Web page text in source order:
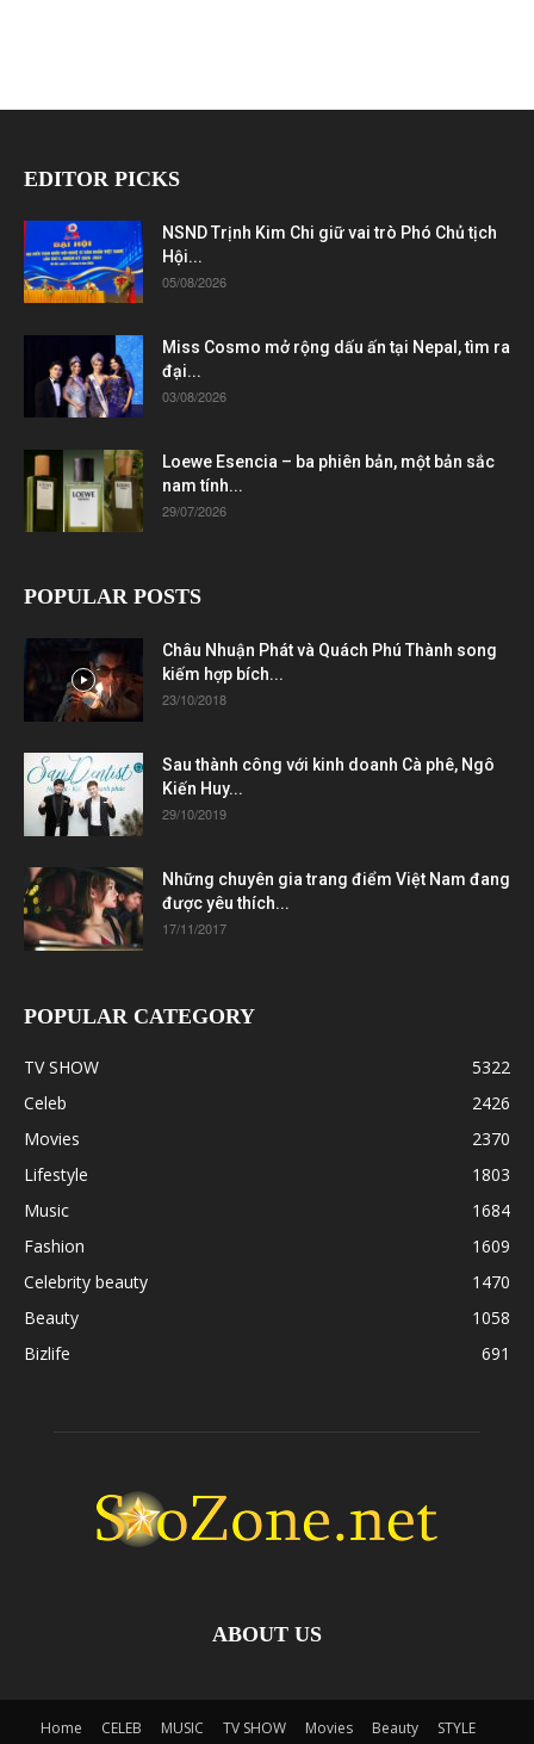
EDITOR PICKS
NSND Trịnh Kim Chi giữ vai trò Phó Chủ tịch
Hội...
05/08/2026
Miss Cosmo mở rộng dấu ấn tại Nepal, tìm ra
đại...
03/08/2026
Loewe Esencia – ba phiên bản, một bản sắc
nam tính...
29/07/2026
POPULAR POSTS
Châu Nhuận Phát và Quách Phú Thành song
kiếm hợp bích...
23/10/2018
Sau thành công với kinh doanh Cà phê, Ngô
Kiến Huy...
29/10/2019
Những chuyên gia trang điểm Việt Nam đang
được yêu thích...
17/11/2017
POPULAR CATEGORY
TV SHOW
5322
Celeb
2426
Movies
2370
Lifestyle
1803
Music
1684
Fashion
1609
Celebrity beauty
1470
Beauty
1058
Bizlife
691
ABOUT US
Home CELEB MUSIC TV SHOW Movies Beauty
STYLE